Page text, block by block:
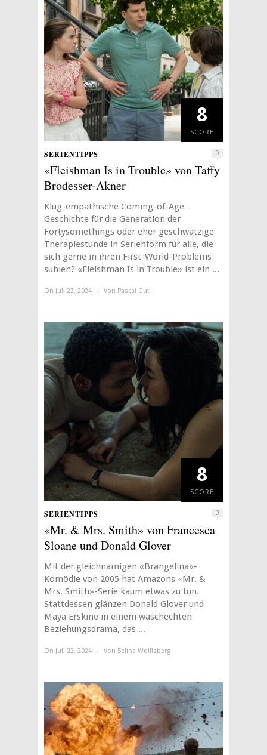
8
SCORE
SERIENTIPPS 0
«Fleishman Is in Trouble» von Taffy
Brodesser-Akner
Klug-empathische Coming-of-Age-
Geschichte für die Generation der
Fortysomethings oder eher geschwätzige
Therapiestunde in Serienform für alle, die
sich gerne in ihren First-World-Problems
suhlen? «Fleishman Is in Trouble» ist ein ...
On Juli 23, 2024 / Von Pascal Gut
8
SCORE
SERIENTIPPS 0
«Mr. & Mrs. Smith» von Francesca
Sloane und Donald Glover
Mit der gleichnamigen «Brangelina»-
Komödie von 2005 hat Amazons «Mr. &
Mrs. Smith»-Serie kaum etwas zu tun.
Stattdessen glänzen Donald Glover und
Maya Erskine in einem waschechten
Beziehungsdrama, das ...
On Juli 22, 2024 / Von Selina Wolfisberg